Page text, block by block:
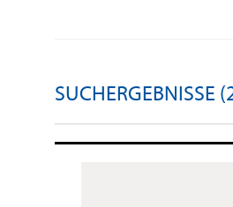
SUCHERGEBNISSE